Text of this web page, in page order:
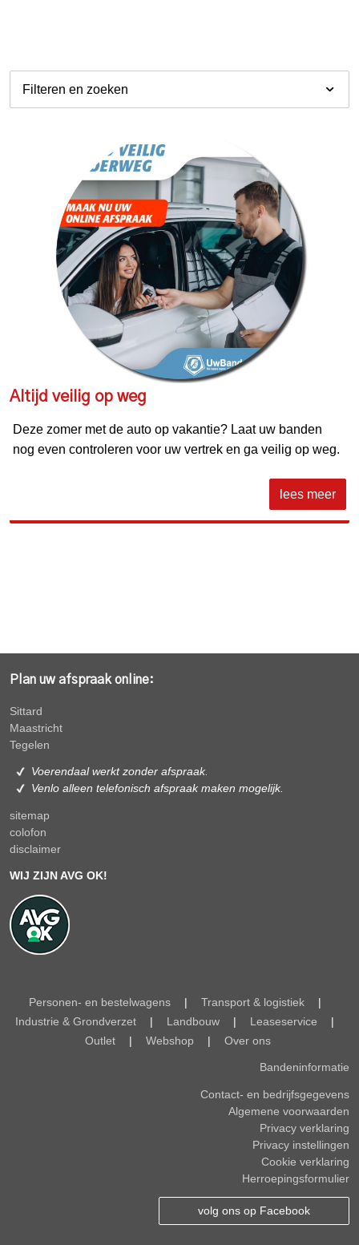
Filteren en zoeken
Altijd veilig op weg
Deze zomer met de auto op vakantie? Laat uw banden
nog even controleren voor uw vertrek en ga veilig op weg.
lees meer
Plan uw afspraak online:
Sittard
Maastricht
Tegelen
Voerendaal werkt zonder afspraak.
Venlo alleentelefonisch afspraak maken mogelijk.
sitemap
colofon
disclaimer
WIJ ZIJN AVG OK!
Personen- en bestelwagens | Transport & logistiek
|
Industrie & Grondverzet
| Landbouw | Leaseservice
|
Outlet
| Webshop | Over ons
Bandeninformatie
Contact- en bedrijfsgegevens
Algemene voorwaarden
Privacy verklaring
Privacy instellingen
Cookie verklaring
Herroepingsformulier
volg ons op Facebook